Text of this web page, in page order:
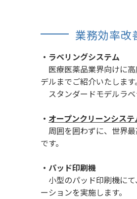
業務効率改
・ラベリングシステム
医療医薬品業界向けに
デルまでご紹介いたします。
スタンダードモデルラ
・ オープンクリーンシステ
周囲を囲わずに、世界
です。
・パッド印刷機
小型のパッド印刷機に
ーションを実施します。